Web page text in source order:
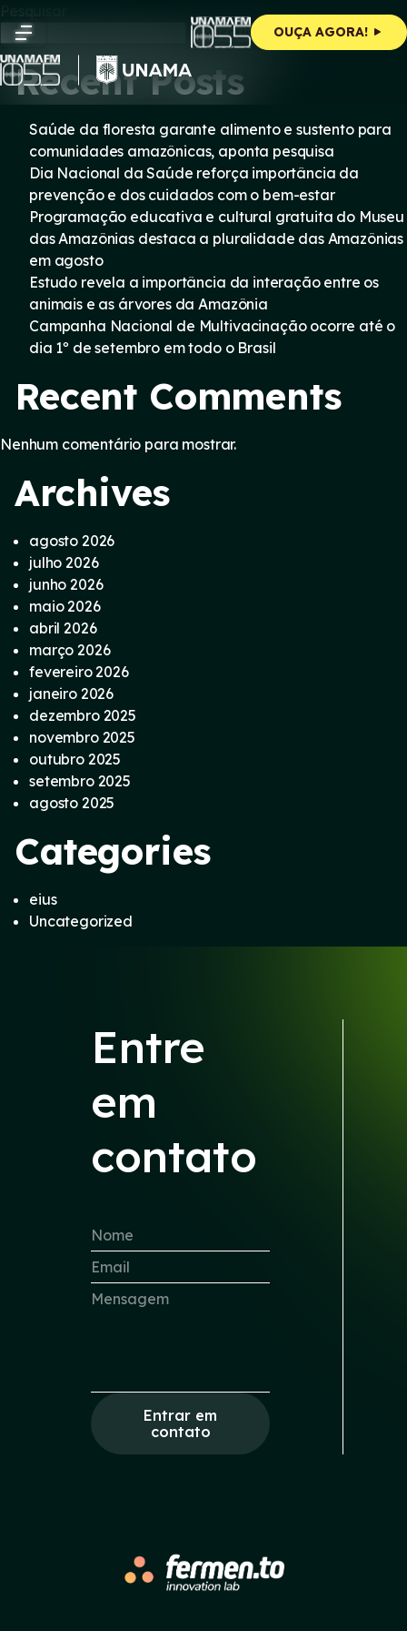
content
OUÇA AGORA!
Pesquisar
Pesquisar
Recent Posts
Saúde da floresta garante alimento e sustento para
comunidades amazônicas, aponta pesquisa
Dia Nacional da Saúde reforça importância da
prevenção e dos cuidados com o bem-estar
Programação educativa e cultural gratuita do Museu
das Amazônias destaca a pluralidade das Amazônias
em agosto
Estudo revela a importância da interação entre os
animais e as árvores da Amazônia
Campanha Nacional de Multivacinação ocorre até o
dia 1º de setembro em todo o Brasil
Recent Comments
Nenhum comentário para mostrar.
Archives
agosto 2026
julho 2026
junho 2026
maio 2026
abril 2026
março 2026
fevereiro 2026
janeiro 2026
dezembro 2025
novembro 2025
outubro 2025
setembro 2025
agosto 2025
Categories
eius
Uncategorized
Entre
em
contato
Entrar em
contato